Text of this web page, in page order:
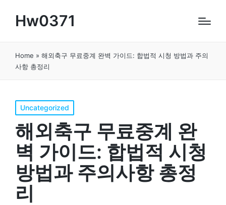
Hw0371
Home » 해외축구 무료중계 완벽 가이드: 합법적 시청 방법과 주의
사항 총정리
Posted
in
Uncategorized
해외축구 무료중계 완
벽 가이드: 합법적 시청
방법과 주의사항 총정
리